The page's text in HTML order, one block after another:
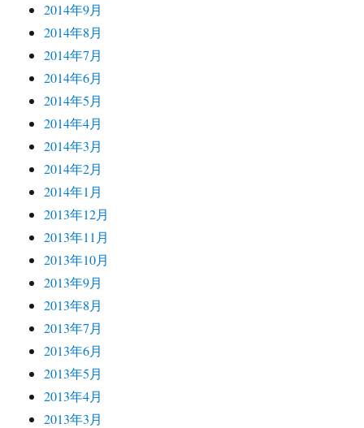
2014年9月
2014年8月
2014年7月
2014年6月
2014年5月
2014年4月
2014年3月
2014年2月
2014年1月
2013年12月
2013年11月
2013年10月
2013年9月
2013年8月
2013年7月
2013年6月
2013年5月
2013年4月
2013年3月